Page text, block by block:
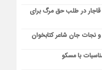
در طلب حق مرگ برای
نجات جان شاعر کتابخوان
با مسکو